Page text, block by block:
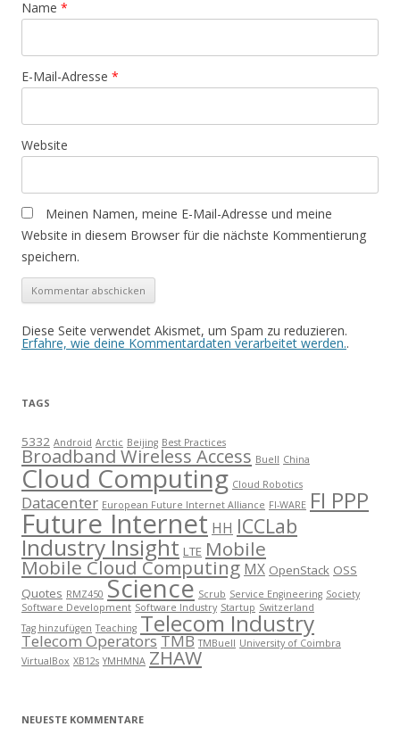
Name *
E-Mail-Adresse *
Website
Meinen Namen, meine E-Mail-Adresse und meine
Website in diesem Browser für die nächste Kommentierung
speichern.
Diese Seite verwendet Akismet, um Spam zu reduzieren.
Erfahre, wie deine Kommentardaten verarbeitet werden..
TAGS
5332 Android Arctic Beijing Best Practices
Broadband Wireless Access Buell China
Cloud Computing Cloud Robotics
Datacenter European Future Internet Alliance FI-WARE FI PPP
Future Internet HH ICCLab
Industry Insight LTE Mobile
Mobile Cloud Computing MX OpenStack OSS
Quotes RMZ450 Science Scrub Service Engineering Society
Software Development Software Industry Startup Switzerland
Tag hinzufügen Teaching Telecom Industry
Telecom OperatorsTMB TMBuell University of Coimbra
VirtualBox XB12s YMHMNA ZHAW
NEUESTE KOMMENTARE